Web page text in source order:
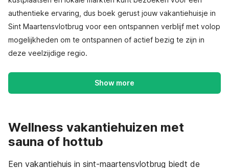
authentieke ervaring, dus boek gerust jouw vakantiehuisje in
Sint Maartensvlotbrug voor een ontspannen verblijf met volop
mogelijkheden om te ontspannen of actief bezig te zijn in
deze veelzijdige regio.
Show more
Wellness vakantiehuizen met
sauna of hottub
Een vakantiehuis in sint-maartensvlotbrug biedt de